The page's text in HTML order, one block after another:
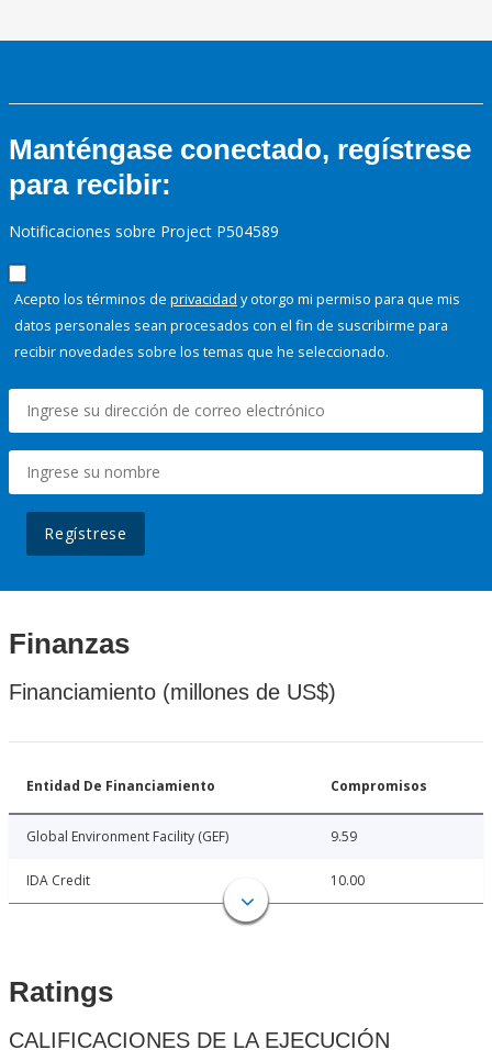
Manténgase conectado, regístrese
para recibir:
Notificaciones sobre Project P504589
Acepto los términos de privacidad y otorgo mi permiso para que mis
datos personales sean procesados con el fin de suscribirme para
recibir novedades sobre los temas que he seleccionado.
Regístrese
Finanzas
Financiamiento (millones de US$)
Entidad De Financiamiento Compromisos
Global Environment Facility (GEF) 9.59
IDA Credit 10.00
Ratings
CALIFICACIONES DE LA EJECUCIÓN